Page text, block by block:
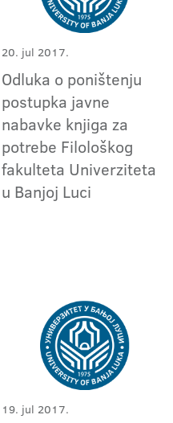
20. jul 2017.
Odluka o poništenju
postupka javne
nabavke knjiga za
potrebe Filološkog
fakulteta Univerziteta
u Banjoj Luci
19. jul 2017.